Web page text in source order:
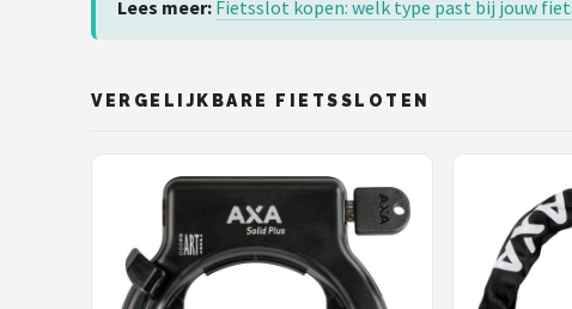
Lees meer: Fietsslot kopen: welk type past bij jouw
VERGELIJKBARE FIETSSLOTEN